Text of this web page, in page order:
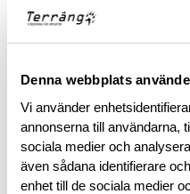
Denna webbplats
Vi använder
annonserna till användarna,
sociala medier och
även sådana identifierare
enhet till de sociala medier
mm som fästs på bältet.
Läs mer
BESKRIVNING
RECENSIONER